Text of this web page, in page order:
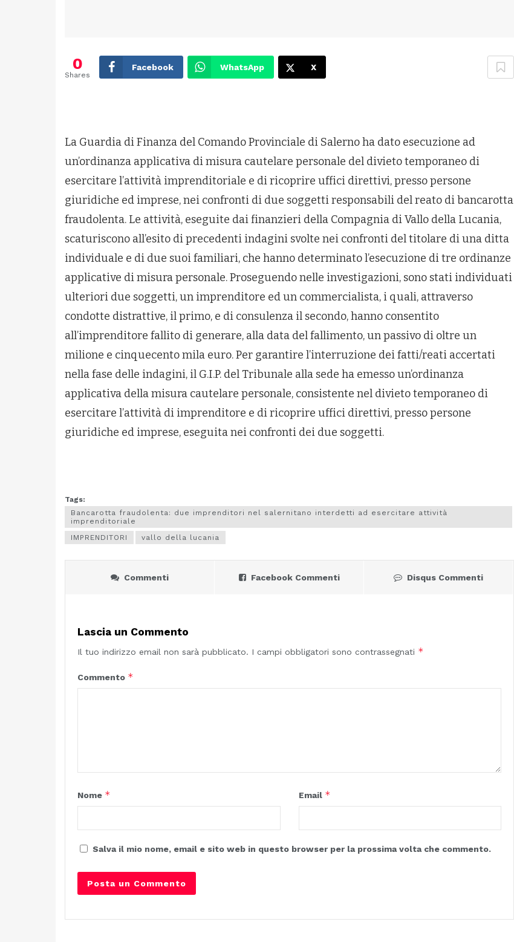
0
Shares
Facebook WhatsApp X
La Guardia di Finanza del Comando Provinciale di Salerno ha dato esecuzione ad
un’ordinanza applicativa di misura cautelare personale del divieto temporaneo di
esercitare l’attività imprenditoriale e di ricoprire uffici direttivi, presso persone
giuridiche ed imprese, nei confronti di due soggetti responsabili del reato di bancarotta
fraudolenta. Le attività, eseguite dai finanzieri della Compagnia di Vallo della Lucania,
scaturiscono all’esito di precedenti indagini svolte nei confronti del titolare di una ditta
individuale e di due suoi familiari, che hanno determinato l’esecuzione di tre ordinanze
applicative di misura personale. Proseguendo nelle investigazioni, sono stati individuati
ulteriori due soggetti, un imprenditore ed un commercialista, i quali, attraverso
condotte distrattive, il primo, e di consulenza il secondo, hanno consentito
all’imprenditore fallito di generare, alla data del fallimento, un passivo di oltre un
milione e cinquecento mila euro. Per garantire l’interruzione dei fatti/reati accertati
nella fase delle indagini, il G.I.P. del Tribunale alla sede ha emesso un’ordinanza
applicativa della misura cautelare personale, consistente nel divieto temporaneo di
esercitare l’attività di imprenditore e di ricoprire uffici direttivi, presso persone
giuridiche ed imprese, eseguita nei confronti dei due soggetti.
Tags:
Bancarotta fraudolenta: due imprenditori nel salernitano interdetti ad esercitare attività
imprenditoriale
IMPRENDITORI
vallo della lucania
Commenti Facebook Commenti Disqus Commenti
Lascia un Commento
Il tuo indirizzo email non sarà pubblicato. I campi obbligatori sono contrassegnati *
Commento *
Nome * Email *
Salva il mio nome, email e sito web in questo browser per la prossima volta che commento.